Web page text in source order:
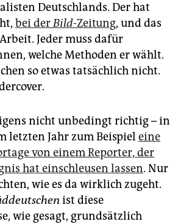
Deutschlands. Der hat
bei derBild-Zeitung, und das
Jeder muss dafür
welche Methoden er wählt.
so etwas tatsächlich nicht.
nicht unbedingt richtig – in
letzten Jahr zum Beispiel eine
von einem Reporter, der
hat einschleusen lassen. Nur
wie es da wirklich zugeht.
ist diese
wie gesagt, grundsätzlich